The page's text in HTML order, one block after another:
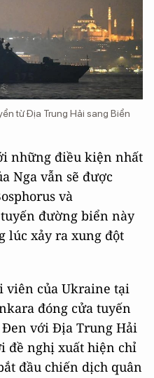
từ Địa Trung Hải sang Biển
những điều kiện nhất
Nga vẫn sẽ được
và
đường biển này
lúc xảy ra xung đột
viên của Ukraine tại
đóng cửa tuyến
với Địa Trung Hải
đề nghị xuất hiện chỉ
đầu chiến dịch quân